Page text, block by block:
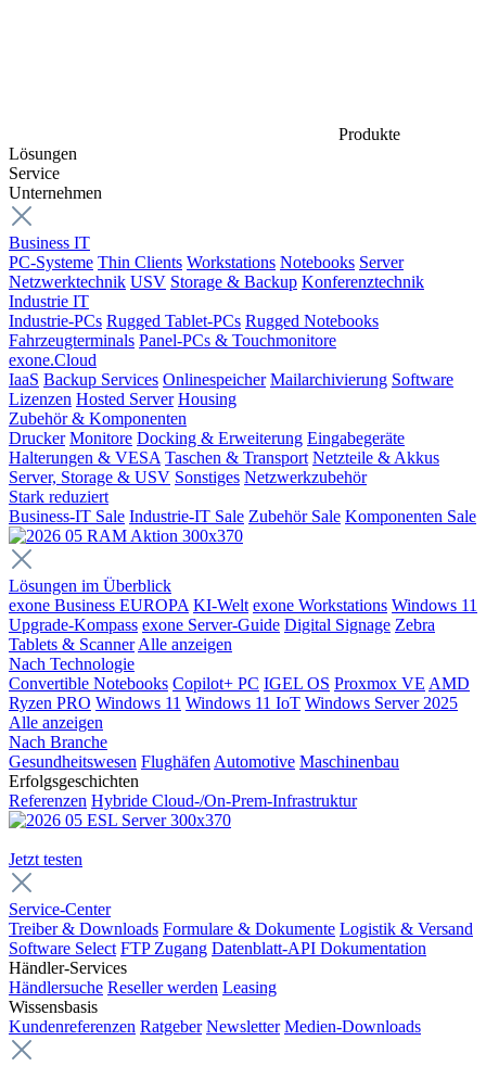
Produkte
Lösungen
Service
Unternehmen
Business IT
PC-Systeme Thin Clients Workstations Notebooks Server
Netzwerktechnik USV Storage & Backup Konferenztechnik
Industrie IT
Industrie-PCs Rugged Tablet-PCs Rugged Notebooks
Fahrzeugterminals Panel-PCs & Touchmonitore
exone.Cloud
IaaS Backup Services Onlinespeicher Mailarchivierung Software
Lizenzen Hosted Server Housing
Zubehör & Komponenten
Drucker Monitore Docking & Erweiterung Eingabegeräte
Halterungen & VESA Taschen & Transport Netzteile & Akkus
Server, Storage & USV Sonstiges Netzwerkzubehör
Stark reduziert
Business-IT Sale Industrie-IT Sale Zubehör Sale Komponenten Sale
Lösungen im Überblick
exone Business EUROPA KI-Welt exone Workstations Windows 11
Upgrade-Kompass exone Server-Guide Digital Signage Zebra
Tablets & Scanner Alle anzeigen
Nach Technologie
Convertible Notebooks Copilot+ PC IGEL OS Proxmox VE AMD
Ryzen PRO Windows 11 Windows 11 IoT Windows Server 2025
Alle anzeigen
Nach Branche
Gesundheitswesen Flughäfen Automotive Maschinenbau
Erfolgsgeschichten
Referenzen Hybride Cloud-/On-Prem-Infrastruktur
Jetzt testen
Service-Center
Treiber & Downloads Formulare & Dokumente Logistik & Versand
Software Select FTP Zugang Datenblatt-API Dokumentation
Händler-Services
Händlersuche Reseller werden Leasing
Wissensbasis
Kundenreferenzen Ratgeber Newsletter Medien-Downloads